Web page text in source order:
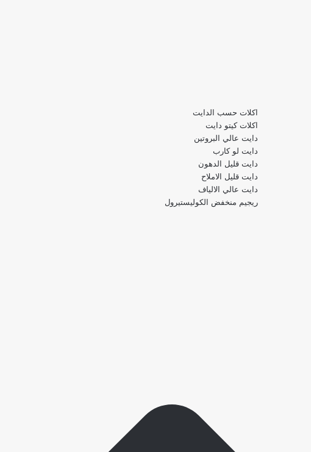
اكلات حسب الدايت
اكلات كيتو دايت
دايت عالي البروتين
دايت لو كارب
دايت قليل الدهون
دايت قليل الاملاح
دايت عالي الالياف
ريجيم منخفض الكوليستيرول